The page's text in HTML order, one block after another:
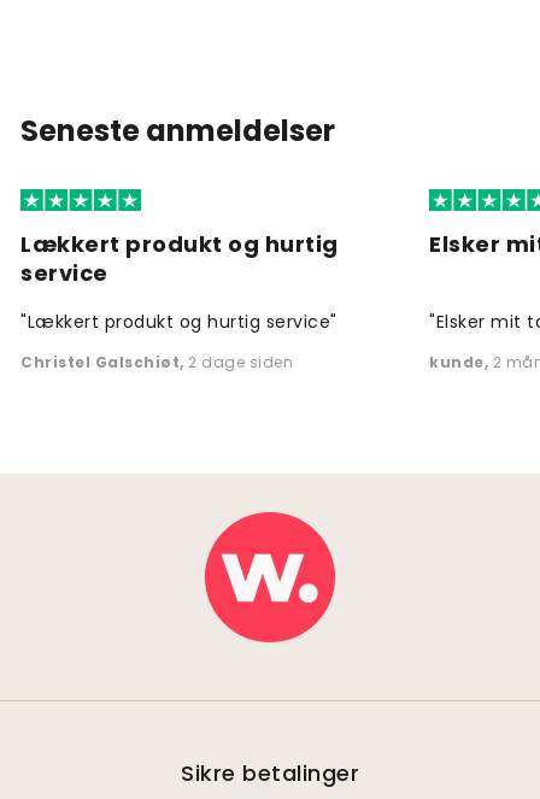
Seneste anmeldelser
Lækkert produkt og hurtig
service
"Lækkert produkt og hurtig service"
Christel Galschiøt, 2 dage siden
Elsker
"Elsker mit
kunde, 2
Sikre betalinger